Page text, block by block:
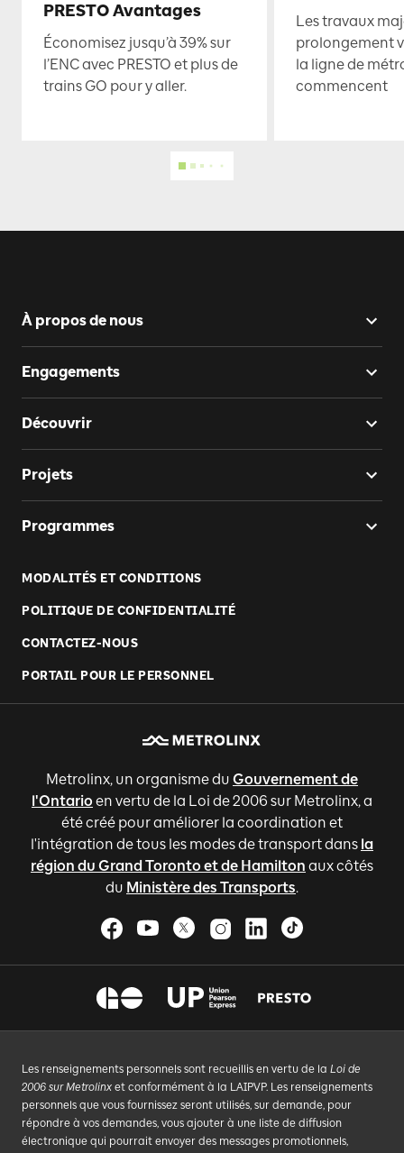
PRESTO Avantages
Économisez jusqu’à 39% sur
l’ENC avec PRESTO et plus de
trains GO pour y aller.
Les travaux
prolongement
la ligne de
commencent
À propos de nous
Engagements
Découvrir
Projets
Programmes
MODALITÉS ET CONDITIONS
POLITIQUE DE CONFIDENTIALITÉ
CONTACTEZ-NOUS
PORTAIL POUR LE PERSONNEL
Metrolinx, un organisme du Gouvernement de
l'Ontario en vertu de la Loi de 2006 sur Metrolinx, a
été créé pour améliorer la coordination et
l'intégration de tous les modes de transport dans la
région du Grand Toronto et de Hamilton aux côtés
du Ministère des Transports.
Les renseignements personnels sont recueillis en vertu de la Loi de
2006 sur Metrolinx et conformément à la LAIPVP. Les renseignements
personnels que vous fournissez seront utilisés, sur demande, pour
répondre à vos demandes, vous ajouter à une liste de diffusion
électronique qui pourrait envoyer des messages promotionnels,